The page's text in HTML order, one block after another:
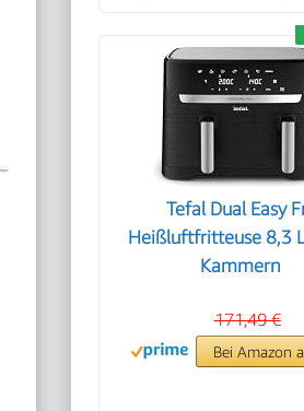
Tefal Dual Easy
Heißluftfritteuse 8,3
Kammern
171,49 €
Bei Amazon